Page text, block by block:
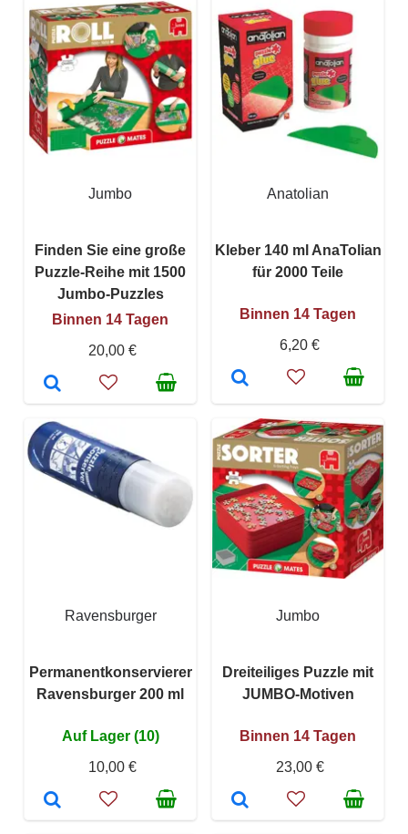
Jumbo
Finden Sie eine große
Puzzle-Reihe mit 1500
Jumbo-Puzzles
Binnen 14 Tagen
20,00 €
Anatolian
Kleber 140 ml AnaTolian
für 2000 Teile
Binnen 14 Tagen
6,20 €
Ravensburger
Permanentkonservierer
Ravensburger 200 ml
Auf Lager (10)
10,00 €
Jumbo
Dreiteiliges Puzzle mit
JUMBO-Motiven
Binnen 14 Tagen
23,00 €